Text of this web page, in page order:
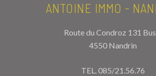
ANTOINE IMMO -
Route du Condroz 131
4550 Nandrin
TEL.085/21.56.76